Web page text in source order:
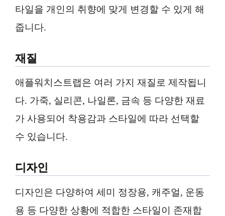
타일을 개인의 취향에 맞게 변경할 수 있게 해
줍니다.
재질
애플워치스트랩은 여러 가지 재질로 제작됩니
다. 가죽, 실리콘, 나일론, 금속 등 다양한 재료
가 사용되어 착용감과 스타일에 따라 선택할
수 있습니다.
디자인
디자인은 다양하여 세미 정장용, 캐주얼, 운동
용 등 다양한 상황에 적합한 스타일이 존재합